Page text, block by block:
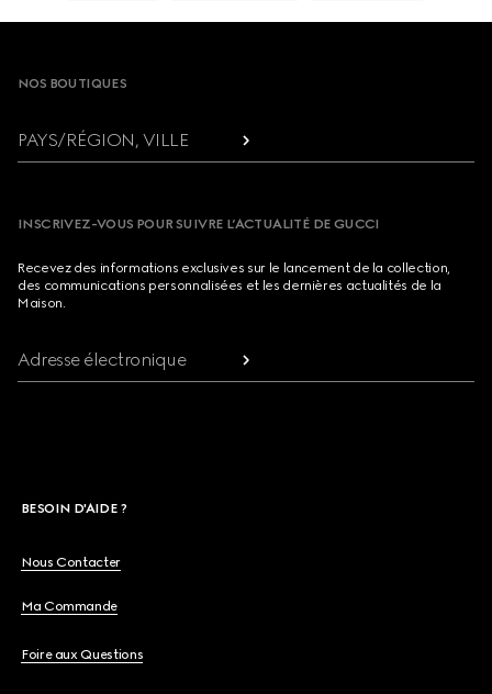
NOS BOUTIQUES
PAYS/RÉGION, VILLE
INSCRIVEZ-VOUS POUR SUIVRE L’ACTUALITÉ DE GUCCI
Recevez des informations exclusives sur le lancement de la collection,
des communications personnalisées et les dernières actualités de la
Maison.
Adresse électronique
BESOIN D'AIDE ?
Nous Contacter
Ma Commande
Foire aux Questions